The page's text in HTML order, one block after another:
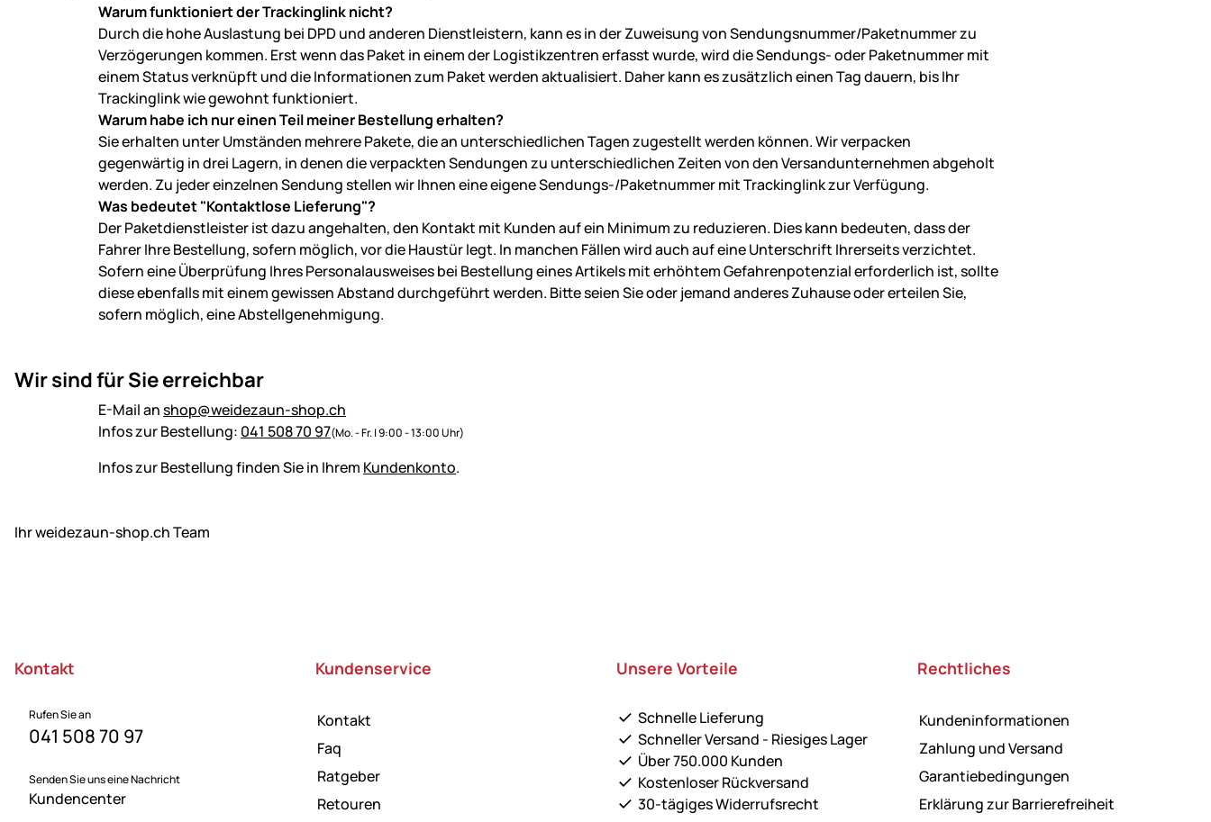
Warum funktioniert der Trackinglink nicht?
Durch die hohe Auslastung bei DPD und anderen Dienstleistern, kann es in der Zuweisung von Sendungsnummer/Paketnummer zu
Verzögerungen kommen. Erst wenn das Paket in einem der Logistikzentren erfasst wurde, wird die Sendungs- oder Paketnummer mit
einem Status verknüpft und die Informationen zum Paket werden aktualisiert. Daher kann es zusätzlich einen Tag dauern, bis Ihr
Trackinglink wie gewohnt funktioniert.
Warum habe ich nur einen Teil meiner Bestellung erhalten?
Sie erhalten unter Umständen mehrere Pakete, die an unterschiedlichen Tagen zugestellt werden können. Wir verpacken
gegenwärtig in drei Lagern, in denen die verpackten Sendungen zu unterschiedlichen Zeiten von den Versandunternehmen abgeholt
werden. Zu jeder einzelnen Sendung stellen wir Ihnen eine eigene Sendungs-/Paketnummer mit Trackinglink zur Verfügung.
Was bedeutet "Kontaktlose Lieferung"?
Der Paketdienstleister ist dazu angehalten, den Kontakt mit Kunden auf ein Minimum zu reduzieren. Dies kann bedeuten, dass der
Fahrer Ihre Bestellung, sofern möglich, vor die Haustür legt. In manchen Fällen wird auch auf eine Unterschrift Ihrerseits verzichtet.
Sofern eine Überprüfung Ihres Personalausweises bei Bestellung eines Artikels mit erhöhtem Gefahrenpotenzial erforderlich ist, sollte
diese ebenfalls mit einem gewissen Abstand durchgeführt werden. Bitte seien Sie oder jemand anderes Zuhause oder erteilen Sie,
sofern möglich, eine Abstellgenehmigung.
Wir sind für Sie erreichbar
E-Mail anshop@weidezaun-shop.ch
Infos zur Bestellung: 041 508 70 97(Mo. - Fr. | 9:00 - 13:00 Uhr)
Infos zur Bestellung finden Sie in Ihrem Kundenkonto.
Ihr weidezaun-shop.ch Team
Kontakt
Rufen Sie an
041 508 70 97
Senden Sie uns eine Nachricht
Kundencenter
Kundenservice
Kontakt
Faq
Ratgeber
Retouren
Unsere Vorteile
Schnelle Lieferung
Schneller Versand - Riesiges Lager
Über 750.000 Kunden
Kostenloser Rückversand
30-tägiges Widerrufsrecht
Rechtliches
Kundeninformationen
Zahlung und Versand
Garantiebedingungen
Erklärung zur Barrierefreiheit